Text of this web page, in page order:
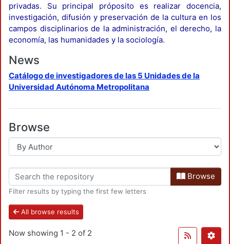
privadas. Su principal próposito es realizar docencia,
investigación, difusión y preservación de la cultura en los
campos disciplinarios de la administración, el derecho, la
economía, las humanidades y la sociología.
News
Catálogo de investigadores de las 5 Unidades de la
Universidad Autónoma Metropolitana
Browse
Browse
Filter results by typing the first few letters
All browse results
Now showing 1 - 2 of 2